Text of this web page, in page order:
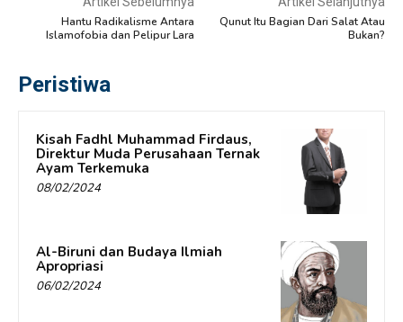
Hantu Radikalisme Antara
Islamofobia dan Pelipur Lara
Qunut Itu Bagian Dari Salat Atau
Bukan?
Peristiwa
Kisah Fadhl Muhammad Firdaus,
Direktur Muda Perusahaan Ternak
Ayam Terkemuka
08/02/2024
Al-Biruni dan Budaya Ilmiah
Apropriasi
06/02/2024